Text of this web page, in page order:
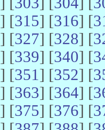
] [315] [316] [
] [327] [328] [
] [339] [340] [
] [351] [352] [
] [363] [364] [
] [375] [376] [